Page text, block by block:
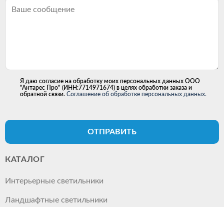
Я даю согласие на обработку моих персональных данных ООО
"Антарес Про" (ИНН:7714971674) в целях обработки заказа и
обратной связи. Соглашение об обработке персональных данных.
ОТПРАВИТЬ
КАТАЛОГ
Интерьерные светильники
Ландшафтные светильники